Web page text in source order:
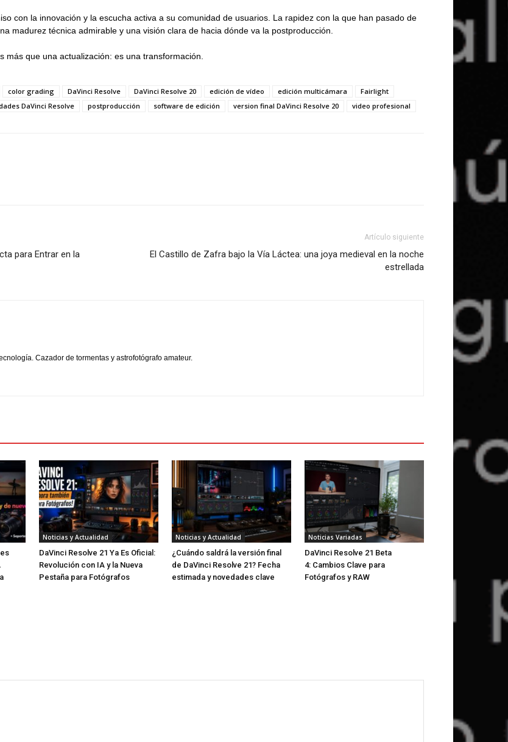
con la innovación y la escucha activa a su comunidad de usuarios. La rapidez con la que han pasado de
técnica admirable y una visión clara de hacia dónde va la postproducción.
que una actualización: es una transformación.
color grading DaVinci Resolve DaVinci Resolve 20 edición de vídeo edición multicámara
Fairlight
DaVinci Resolve postproducción software de edición version final DaVinci Resolve 20 video profesional
para Entrar en la
Artículo siguiente
El Castillo de Zafra bajo la Vía Láctea: una joya medieval en la noche
estrellada
Cazador de tormentas y astrofotógrafo amateur.
Noticias y Actualidad
DaVinci Resolve 21 Ya Es Oficial:
Revolución con IA y la Nueva
Pestaña para Fotógrafos
Noticias y Actualidad
¿Cuándo saldrá la versión final
de DaVinci Resolve 21? Fecha
estimada y novedades clave
Noticias Variadas
DaVinci Resolve 21 Beta
4: Cambios Clave para
Fotógrafos y RAW